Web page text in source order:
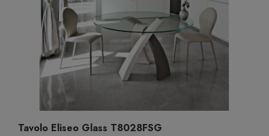
Tavolo Eliseo Glass T8028FSG